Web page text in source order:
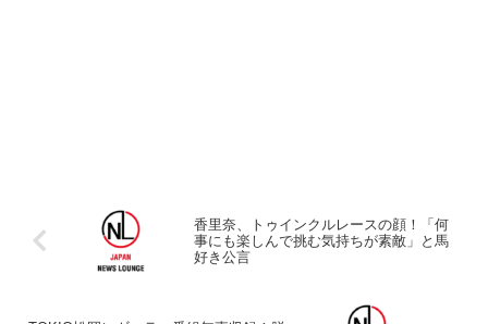
香里奈、トゥインクルレースの顔！「何
事にも楽しんで挑む気持ちが素敵」と馬
好き公言